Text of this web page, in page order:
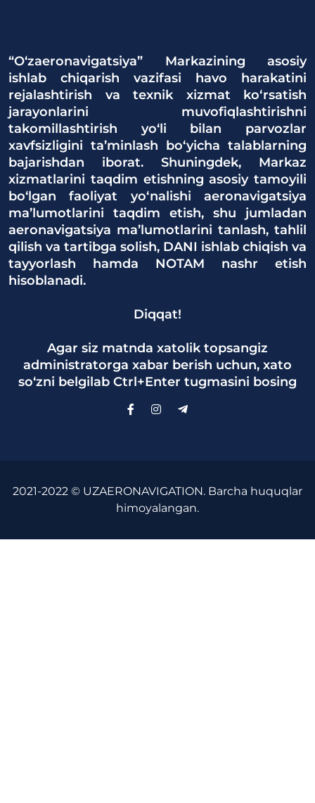
“O‘zaeronavigatsiya” Markazining asosiy
ishlab chiqarish vazifasi havo harakatini
rejalashtirish va texnik xizmat ko‘rsatish
jarayonlarini muvofiqlashtirishni
takomillashtirish yo‘li bilan parvozlar
xavfsizligini ta’minlash bo‘yicha talablarning
bajarishdan iborat. Shuningdek, Markaz
xizmatlarini taqdim etishning asosiy tamoyili
bo‘lgan faoliyat yo‘nalishi aeronavigatsiya
ma’lumotlarini taqdim etish, shu jumladan
aeronavigatsiya ma’lumotlarini tanlash, tahlil
qilish va tartibga solish, DANI ishlab chiqish va
tayyorlash hamda NOTAM nashr etish
hisoblanadi.
Diqqat!
Agar siz matnda xatolik topsangiz
administratorga xabar berish uchun, xato
so‘zni belgilab Ctrl+Enter tugmasini bosing
2021-2022 © UZAERONAVIGATION. Barcha huquqlar
himoyalangan.